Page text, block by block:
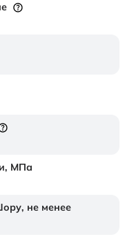
МПа
не менее